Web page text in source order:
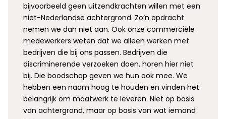
bijvoorbeeld geen uitzendkrachten willen met een
niet-Nederlandse achtergrond. Zo’n opdracht
nemen we dan niet aan. Ook onze commerciële
medewerkers weten dat we alleen werken met
bedrijven die bij ons passen. Bedrijven die
discriminerende verzoeken doen, horen hier niet
bij. Die boodschap geven we hun ook mee. We
hebben een naam hoog te houden en vinden het
belangrijk om maatwerk te leveren. Niet op basis
van achtergrond, maar op basis van wat iemand